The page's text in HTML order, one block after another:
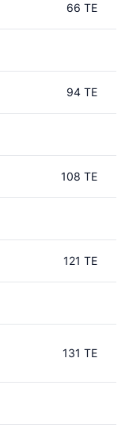
66 TE
94 TE
108 TE
121 TE
131 TE